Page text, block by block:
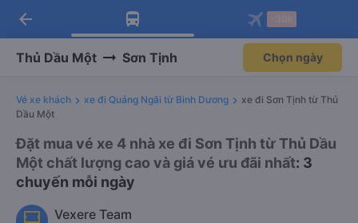
Tải app Vexere ngay!
Nhận ưu đãi thành viên độc
Mở app
Tải app Vexere
-30k/ghế khi đặt vé máy bay qua
Mở app
arrow_back
Thủ Dầu Một Sơn Tịnh Chọn ngày
Vé xe khách xe đi Quảng Ngãi từ Bình Dương
xe đi Sơn Tịnh từ Thủ
Dầu Một
Đặt mua vé xe 4 nhà xe đi Sơn Tịnh từ Thủ Dầu
Một chất lượng cao và giá vé ưu đãi nhất: 3
chuyến mỗi ngày
Vexere Team